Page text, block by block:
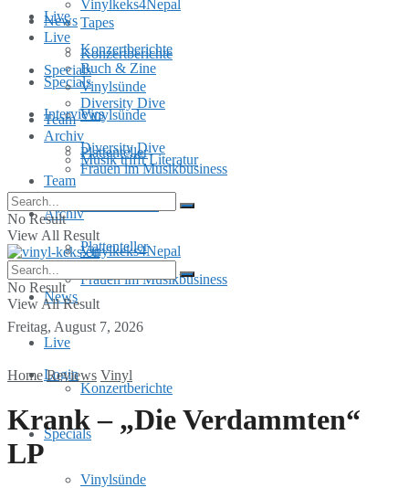
Live
Konzertberichte
Specials
Vinylsünde
Diversity Dive
Team
Archiv
Plattenteller
Frauen im Musikbusiness
Freitag, August 7, 2026
Login
Tapes
Buch & Zine
Interviews
Musik trifft Literatur
Vinylkeks4Nepal
News
Live
Konzertberichte
Specials
Vinylsünde
Vinylkeks4Nepal
News
Live
Konzertberichte
Specials
Vinylsünde
Diversity Dive
Team
Archiv
Plattenteller
Frauen im Musikbusiness
No Result
View All Result
No Result
View All Result
Home Reviews Vinyl
Krank – „Die Verdammten“
LP